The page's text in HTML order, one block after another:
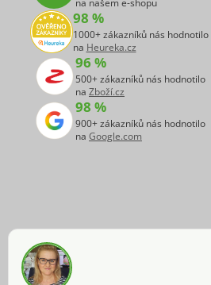
na našem e-shopu
98 %
1000+ zákazníků nás hodnotilo
na Heureka.cz
96 %
500+ zákazníků nás hodnotilo
na Zboží.cz
98 %
900+ zákazníků nás hodnotilo
na Google.com